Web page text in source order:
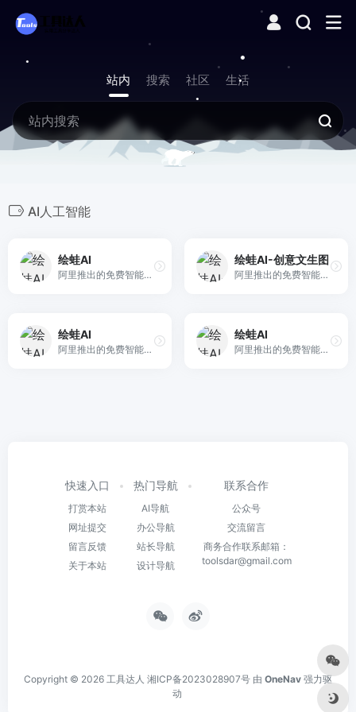
站内 搜索 社区 生活
AI人工智能
绘蛙AI
阿里推出的免费智能图片、视频创作平台，专注电商场景，支持高清商拍图生成与营销视频制作。
绘蛙AI-创意文生图
阿里推出的免费智能图片、视频创作平台，专注电商场景，支持高清商拍图生成与营销视频制作。
绘蛙AI
阿里推出的免费智能图片、视频创作平台，专注电商场景，支持高清商拍图生成与营销视频制作。
绘蛙AI
阿里推出的免费智能图片、视频创作平台，专注电商场景，支持高清商拍图生成与营销视频制作。
快速入口
打赏本站
网址提交
留言反馈
关于本站
热门导航
AI导航
办公导航
站长导航
设计导航
联系合作
公众号
交流留言
商务合作联系邮箱：
toolsdar@gmail.com
Copyright © 2026 工具达人 湘ICP备2023028907号 由 OneNav 强力驱
动